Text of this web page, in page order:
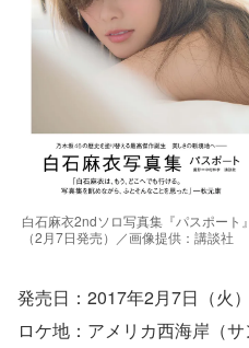
白石麻衣2ndソロ写真集『パスポート』
（2月7日発売）／画像提供：講談社
発売日：2017年2月7日（火）
ロケ地：アメリカ西海岸（